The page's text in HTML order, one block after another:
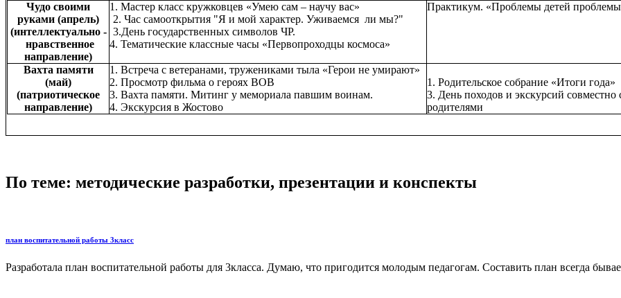
Чудо своими
руками (апрель)
(интеллектуально -
нравственное
направление)
1. Мастер класс кружковцев «Умею сам – научу вас»
2. Час самооткрытия "Я и мой характер. Уживаемся ли мы?"
3.День государственных символов ЧР.
4. Тематические классные часы «Первопроходцы космоса»
Практикум. «Проблемы детей
Вахта памяти
(май)
(патриотическое
направление)
1. Встреча с ветеранами, тружениками тыла «Герои не умирают»
2. Просмотр фильма о героях ВОВ
3. Вахта памяти. Митинг у мемориала павшим воинам.
4. Экскурсия в Жостово
1. Родительское собрание «Итоги года»
3. День походов и экскурсий совместно
родителями
По теме: методические разработки, презентации и конспекты
план воспитательной работы 3класс
Разработала план воспитательной работы для 3класса. Думаю, что пригодится молодым педагогам. Составить план всегда